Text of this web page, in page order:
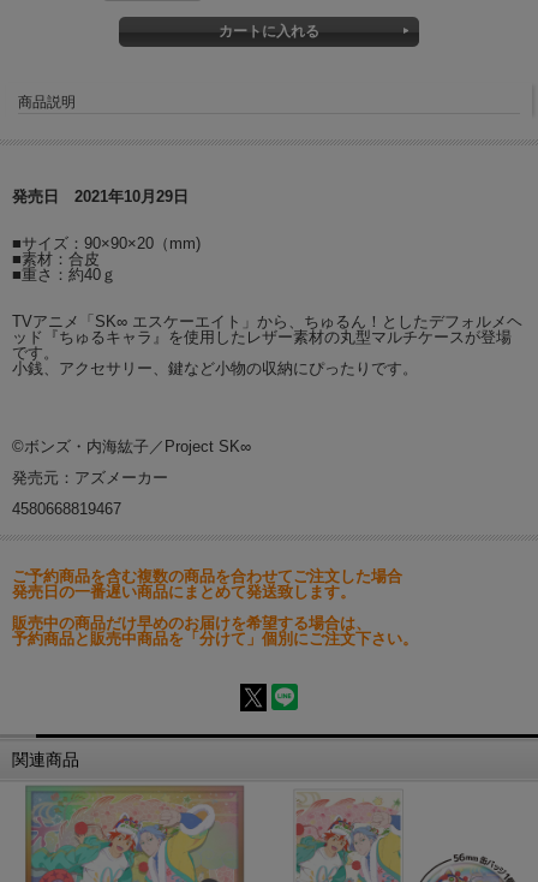
商品説明
発売日 2021年10月29日
■サイズ：90×90×20（mm)
■素材：合皮
■重さ：約40ｇ
TVアニメ「SK∞ エスケーエイト」から、ちゅるん！としたデフォルメヘ
ッド『ちゅるキャラ』を使用したレザー素材の丸型マルチケースが登場
です。
小銭、アクセサリー、鍵など小物の収納にぴったりです。
©ボンズ・内海紘子／Project SK∞
発売元：アズメーカー
4580668819467
ご予約商品を含む複数の商品を合わせてご注文した場合
発売日の一番遅い商品にまとめて発送致します。
販売中の商品だけ早めのお届けを希望する場合は、
予約商品と販売中商品を「分けて」個別にご注文下さい。
関連商品